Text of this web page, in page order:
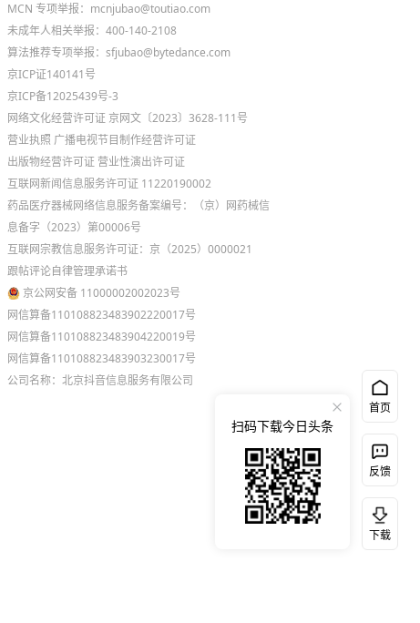
MCN 专项举报：mcnjubao@toutiao.com
未成年人相关举报：400-140-2108
算法推荐专项举报：sfjubao@bytedance.com
京ICP证140141号
京ICP备12025439号-3
网络文化经营许可证 京网文〔2023〕3628-111号
营业执照 广播电视节目制作经营许可证
出版物经营许可证 营业性演出许可证
互联网新闻信息服务许可证 11220190002
药品医疗器械网络信息服务备案编号：（京）网药械信
息备字（2023）第00006号
互联网宗教信息服务许可证：京（2025）0000021
跟帖评论自律管理承诺书
京公网安备 11000002002023号
网信算备110108823483902220017号
网信算备110108823483904220019号
网信算备110108823483903230017号
公司名称：北京抖音信息服务有限公司
首页
反馈
下载
扫码下载今日头条